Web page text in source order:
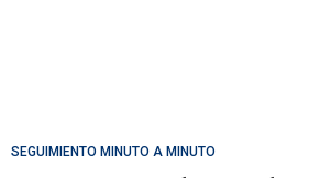
SEGUIMIENTO MINUTO A MINUTO